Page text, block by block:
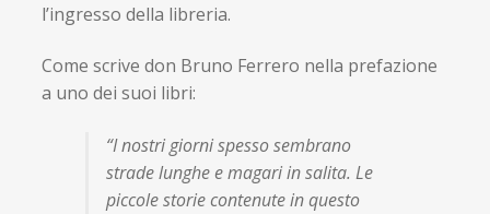
l’ingresso della libreria.
Come scrive don Bruno Ferrero nella prefazione
a uno dei suoi libri:
“I nostri giorni spesso sembrano
strade lunghe e magari in salita. Le
piccole storie contenute in questo